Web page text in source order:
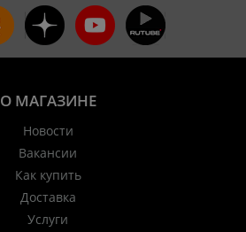
О МАГАЗИНЕ
Новости
Вакансии
Как купить
Доставка
Услуги